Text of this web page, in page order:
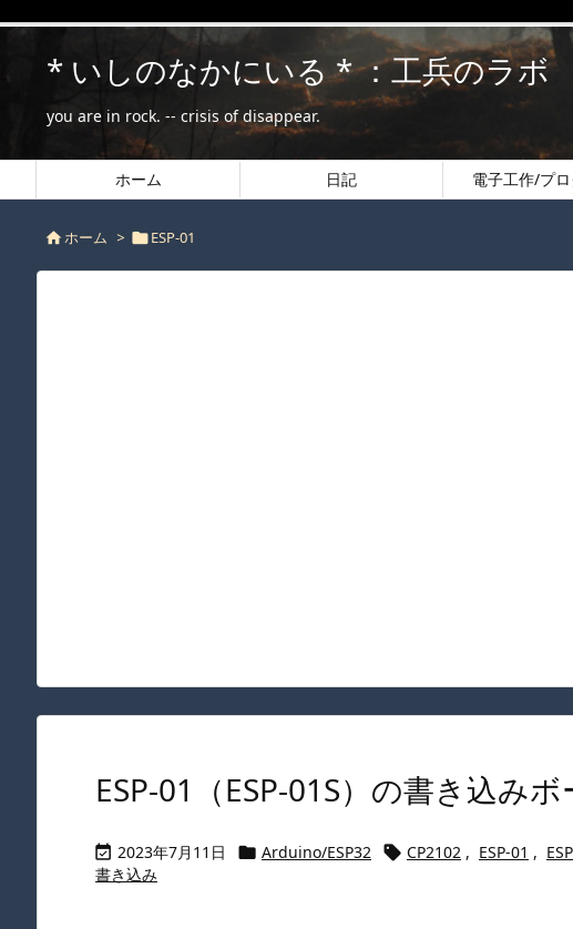
* いしのなかにいる * ：工兵のラボ
you are in rock. -- crisis of disappear.
ホーム 日記 電子工作/プ
ホーム > ESP-01
ESP-01（ESP-01S）の書き込み
 2023年7月11日  Arduino/ESP32  CP2102 , ESP-01 ,
書き込み